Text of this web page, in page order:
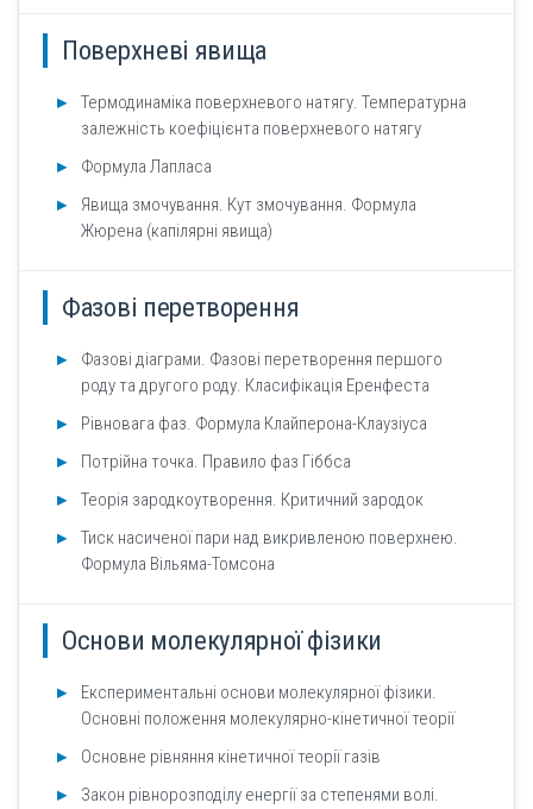
Поверхневі явища
Термодинаміка поверхневого натягу. Температурна
залежність коефіцієнта поверхневого натягу
Формула Лапласа
Явища змочування. Кут змочування. Формула
Жюрена (капілярні явища)
Фазові перетворення
Фазові діаграми. Фазові перетворення першого
роду та другого роду. Класифікація Еренфеста
Рівновага фаз. Формула Клайперона-Клаузіуса
Потрійна точка. Правило фаз Гіббса
Теорія зародкоутворення. Критичний зародок
Тиск насиченої пари над викривленою поверхнею.
Формула Вільяма-Томсона
Основи молекулярної фізики
Експериментальні основи молекулярної фізики.
Основні положення молекулярно-кінетичної теорії
Основне рівняння кінетичної теорії газів
Закон рівнорозподілу енергії за степенями волі.